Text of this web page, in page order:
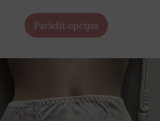
Parādīt opcijas